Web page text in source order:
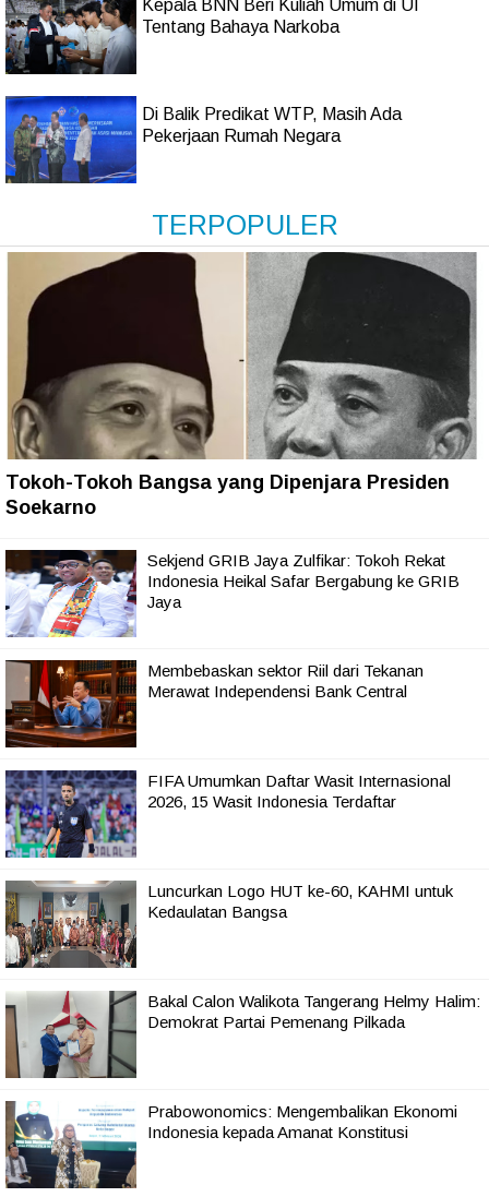
Kepala BNN Beri Kuliah Umum di UI
Tentang Bahaya Narkoba
Di Balik Predikat WTP, Masih Ada
Pekerjaan Rumah Negara
TERPOPULER
Tokoh-Tokoh Bangsa yang Dipenjara Presiden
Soekarno
Sekjend GRIB Jaya Zulfikar: Tokoh Rekat
Indonesia Heikal Safar Bergabung ke GRIB
Jaya
Membebaskan sektor Riil dari Tekanan
Merawat Independensi Bank Central
FIFA Umumkan Daftar Wasit Internasional
2026, 15 Wasit Indonesia Terdaftar
Luncurkan Logo HUT ke-60, KAHMI untuk
Kedaulatan Bangsa
Bakal Calon Walikota Tangerang Helmy Halim:
Demokrat Partai Pemenang Pilkada
Prabowonomics: Mengembalikan Ekonomi
Indonesia kepada Amanat Konstitusi